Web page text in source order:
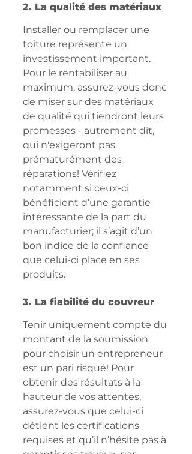
2. La qualité des matériaux
Installer ou remplacer une
toiture représente un
investissement important.
Pour le rentabiliser au
maximum, assurez-vous donc
de miser sur des matériaux
de qualité qui tiendront leurs
promesses - autrement dit,
qui n'exigeront pas
prématurément des
réparations! Vérifiez
notamment si ceux-ci
bénéficient d’une garantie
intéressante de la part du
manufacturier; il s’agit d’un
bon indice de la confiance
que celui-ci place en ses
produits.
3. La fiabilité du couvreur
Tenir uniquement compte du
montant de la soumission
pour choisir un entrepreneur
est un pari risqué! Pour
obtenir des résultats à la
hauteur de vos attentes,
assurez-vous que celui-ci
détient les certifications
requises et qu’il n’hésite pas à